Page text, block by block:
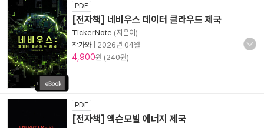
PDF
[전자책] 네비우스 데이터 클라우드 제국
TickerNote (지은이)
작가와| 2026년 04월
4,900원 (240원)
PDF
[전자책] 엑슨모빌 에너지 제국